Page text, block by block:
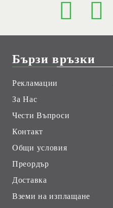
Бързи връзки
Рекламации
За Нас
Чести Въпроси
Контакт
Общи условия
Преордър
Доставка
Вземи на изплащане